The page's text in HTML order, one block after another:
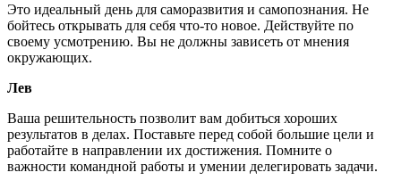
Это идеальный день для саморазвития и самопознания. Не
бойтесь открывать для себя что-то новое. Действуйте по
своему усмотрению. Вы не должны зависеть от мнения
окружающих.
Лев
Ваша решительность позволит вам добиться хороших
результатов в делах. Поставьте перед собой большие цели и
работайте в направлении их достижения. Помните о
важности командной работы и умении делегировать задачи.